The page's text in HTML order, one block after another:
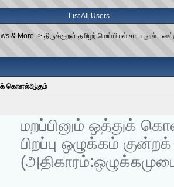
List All Users
& More -> திருக்குறள் தமிழர் மெய்யியல் சமய நூல் -
கொளல்ஆகும்
மறப்பினும் ஒத்துக்
பிறப்பு ஒழுக்கம்